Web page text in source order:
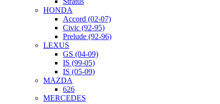
HONDA
Accord (02-07)
Civic (92-95)
Prelude (92-96)
LEXUS
GS (04-09)
IS (99-05)
IS (05-09)
MAZDA
626
MERCEDES